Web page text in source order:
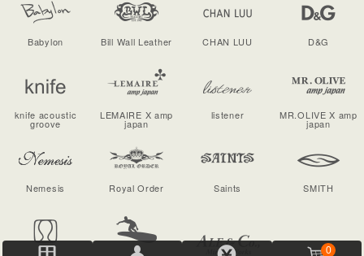
0
Babylon Bill Wall Leather CHAN LUU D&G
knife acoustic
groove
LEMAIRE X amp
japan
listener MR.OLIVE X amp
japan
Nemesis Royal Order Saints SMITH